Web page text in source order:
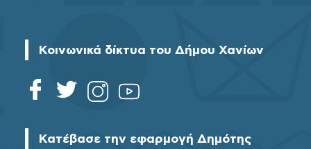
Κοινωνικά δίκτυα του Δήμου Χανίων
Κατέβασε την εφαρμογή Δημότης